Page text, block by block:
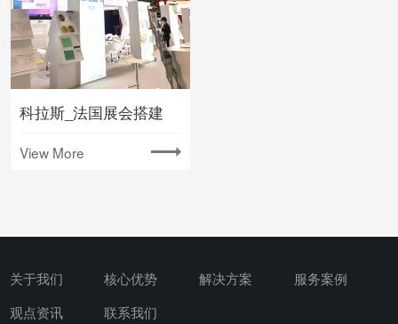
科拉斯_法国展会搭建
View More
关于我们 核心优势 解决方案
服务案例
观点资讯
联系我们